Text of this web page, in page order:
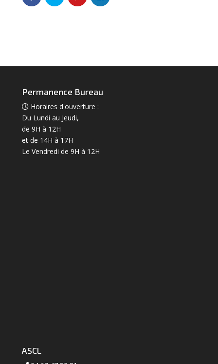
Permanence Bureau
Horaires d'ouverture :
Du Lundi au Jeudi,
de 9H à 12H
et de 14H à 17H
Le Vendredi de 9H à 12H
ASCL